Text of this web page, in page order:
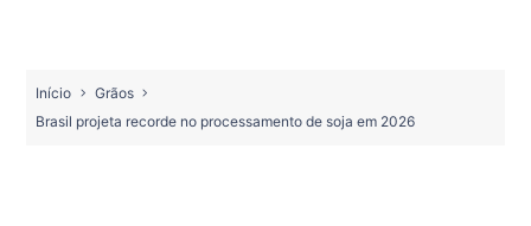
Início
Grãos
Brasil projeta recorde no processamento de soja em 2026